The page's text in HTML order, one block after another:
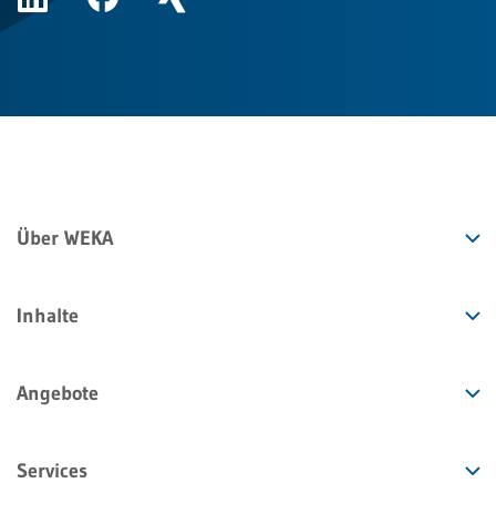
Über WEKA
Inhalte
Angebote
Services